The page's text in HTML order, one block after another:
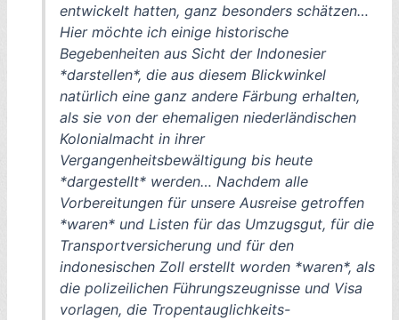
entwickelt hatten, ganz besonders schätzen…
Hier möchte ich einige historische
Begebenheiten aus Sicht der Indonesier
*darstellen*, die aus diesem Blickwinkel
natürlich eine ganz andere Färbung erhalten,
als sie von der ehemaligen niederländischen
Kolonialmacht in ihrer
Vergangenheitsbewältigung bis heute
*dargestellt* werden… Nachdem alle
Vorbereitungen für unsere Ausreise getroffen
*waren* und Listen für das Umzugsgut, für die
Transportversicherung und für den
indonesischen Zoll erstellt worden *waren*, als
die polizeilichen Führungszeugnisse und Visa
vorlagen, die Tropentauglichkeits-